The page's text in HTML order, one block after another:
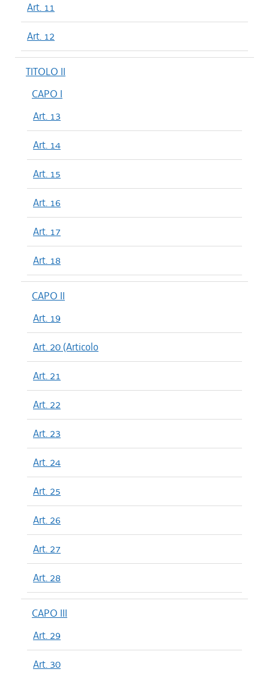
Art. 11
Art. 12
TITOLO II
CAPO I
Art. 13
Art. 14
Art. 15
Art. 16
Art. 17
Art. 18
CAPO II
Art. 19
Art. 20 (Articolo
Art. 21
Art. 22
Art. 23
Art. 24
Art. 25
Art. 26
Art. 27
Art. 28
CAPO III
Art. 29
Art. 30